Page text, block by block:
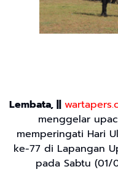
Lembata, ||
menggelar
memperingati Hari
ke-77 di Lapangan
pada Sabtu (01/